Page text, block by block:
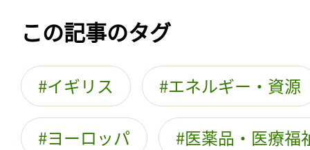
この記事のタグ
イギリス エネルギー・資源
ヨーロッパ 医薬品・医療福